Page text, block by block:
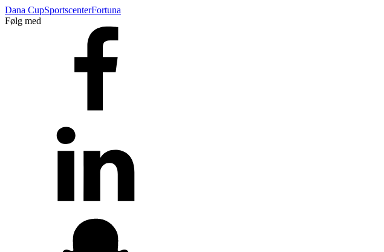
Dana CupSportscenterFortuna
Følg med